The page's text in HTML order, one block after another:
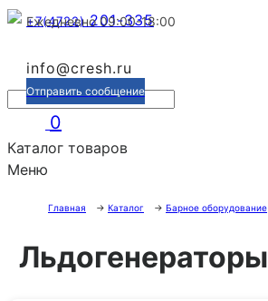
+7(4722)201-335
Ежедневно 09:00-18:00
info@cresh.ru
Отправить сообщение
0
Каталог товаров
Меню
Главная → Каталог → Барное оборудование
Льдогенераторы